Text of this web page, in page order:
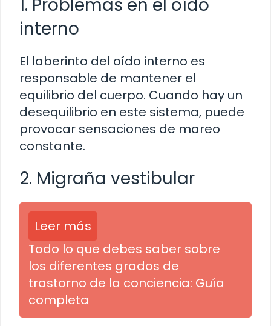
1. Problemas en el oído
interno
El laberinto del oído interno es
responsable de mantener el
equilibrio del cuerpo. Cuando hay un
desequilibrio en este sistema, puede
provocar sensaciones de mareo
constante.
2. Migraña vestibular
Leer más
Todo lo que debes saber sobre
los diferentes grados de
trastorno de la conciencia: Guía
completa